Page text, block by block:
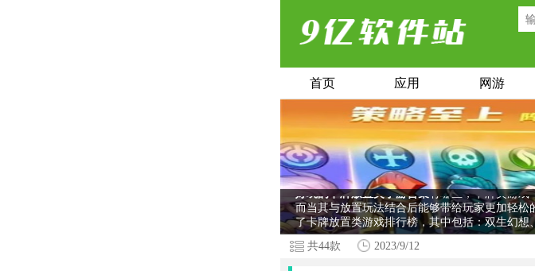
首页 应用 网游
好玩的卡牌放置类手游合集有哪些，卡牌类游戏
而当其与放置玩法结合后能够带给玩家更加轻
了卡牌放置类游戏排行榜，其中包括：双生幻
戏的朋友就速来本站下载游玩吧。
共44款 2023/9/12